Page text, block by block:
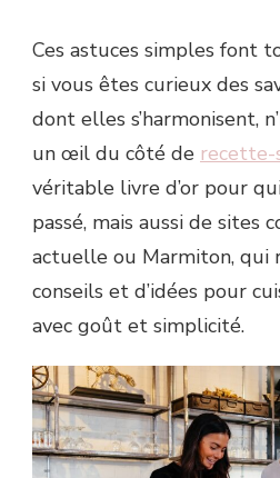
Ces astuces simples font
si vous êtes curieux des
dont elles s’harmonisent,
un œil du côté de recette-
véritable livre d’or pour
passé, mais aussi de sites
actuelle ou Marmiton, qui
conseils et d’idées pour
avec goût et simplicité.